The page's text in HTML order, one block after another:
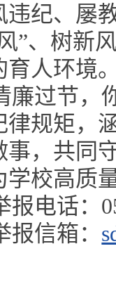
违纪、屡
”、树新
育人环境
廉过节，
律规矩，
事，共同
学校高质
报电话：
报信箱：